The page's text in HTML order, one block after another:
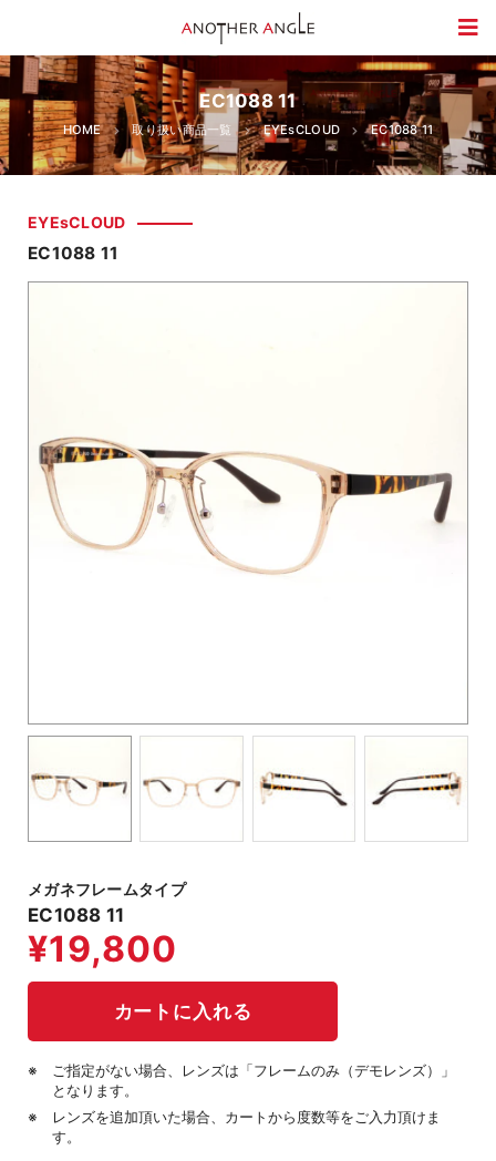
EC1088 11
HOME 取り扱い商品一覧 EYEsCLOUD EC1088 11
EYEsCLOUD
EC1088 11
メガネフレームタイプ
EC1088 11
ご指定がない場合、レンズは「フレームのみ（デモレンズ）」
となります。
レンズを追加頂いた場合、カートから度数等をご入力頂けま
す。